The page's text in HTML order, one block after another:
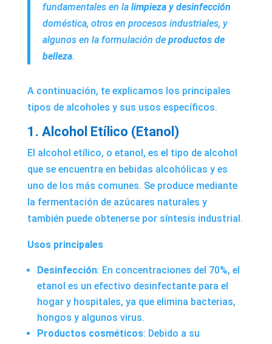
fundamentales en la limpieza y desinfección
doméstica, otros en procesos industriales, y
algunos en la formulación de productos de
belleza.
A continuación, te explicamos los principales
tipos de alcoholes y sus usos específicos.
1. Alcohol Etílico (Etanol)
El alcohol etílico, o etanol, es el tipo de alcohol
que se encuentra en bebidas alcohólicas y es
uno de los más comunes. Se produce mediante
la fermentación de azúcares naturales y
también puede obtenerse por síntesis industrial.
Usos principales
Desinfección: En concentraciones del 70%, el
etanol es un efectivo desinfectante para el
hogar y hospitales, ya que elimina bacterias,
hongos y algunos virus.
Productos cosméticos: Debido a su